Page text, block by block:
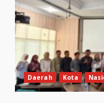
Daerah Kota